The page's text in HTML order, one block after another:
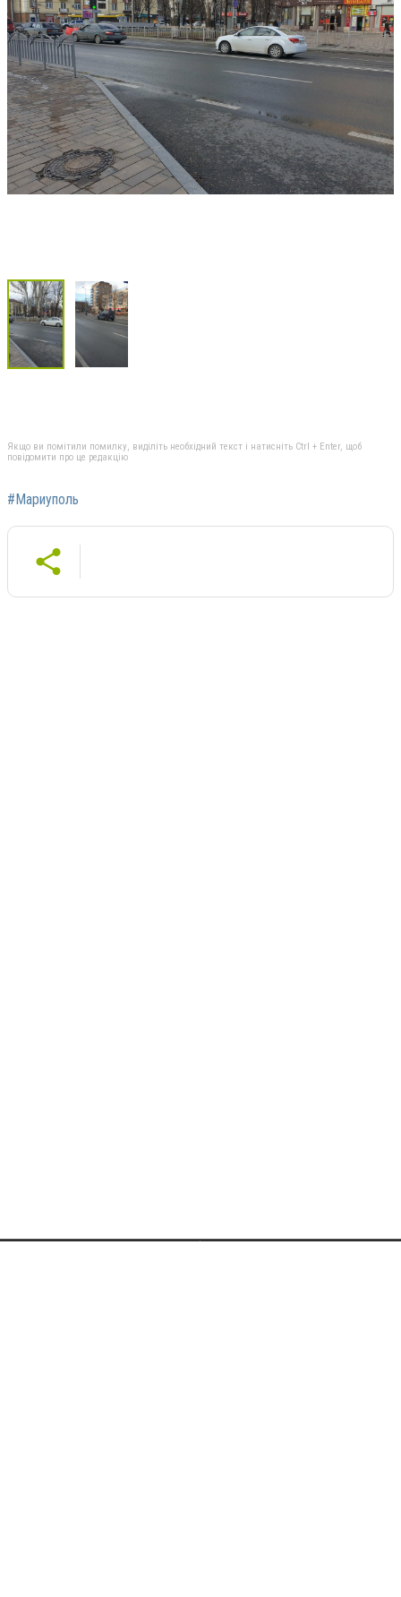
Якщо ви помітили помилку, виділіть необхідний текст і натисніть Ctrl + Enter, щоб
повідомити про це редакцію
#Мариуполь